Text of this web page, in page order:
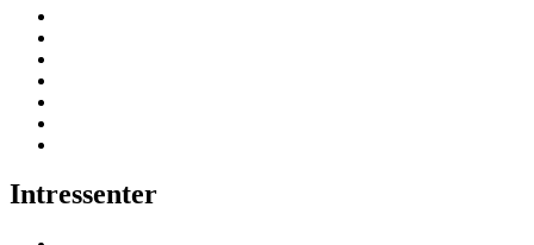
Intressenter